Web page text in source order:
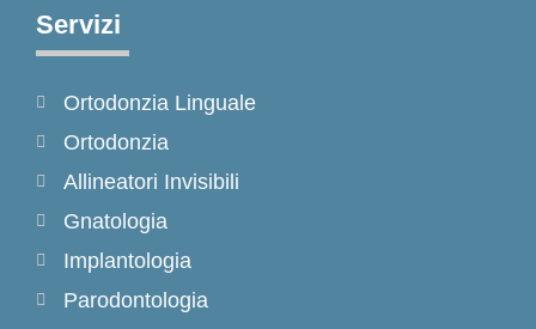
e
b
o
k
-
f
r
a
m
Servizi
Ortodonzia Linguale
Ortodonzia
Allineatori Invisibili
Gnatologia
Implantologia
Parodontologia